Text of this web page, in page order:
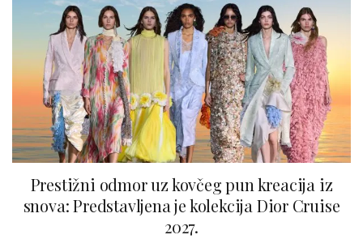
Prestižni odmor uz kovčeg pun kreacija iz
snova: Predstavljena je kolekcija Dior Cruise
2027.